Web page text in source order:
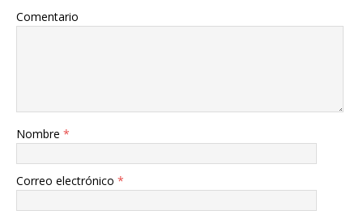
Comentario
Nombre *
Correo electrónico *